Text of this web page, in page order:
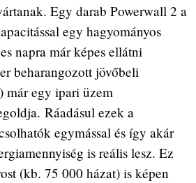
Egy darab Powerwall 2 a
egy hagyományos
napra már képes ellátni
beharangozott jövőbeli
már egy ipari üzem
Ráadásul ezek a
egymással és így akár
is reális lesz. Ez
(kb. 75 000 házat) is képen